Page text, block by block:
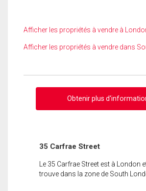
Afficher les propriétés à vendre à
Afficher les propriétés à vendre dans
Obtenir plus
35 Carfrae Street
Le 35 Carfrae Street est à London
trouve dans la zone de South